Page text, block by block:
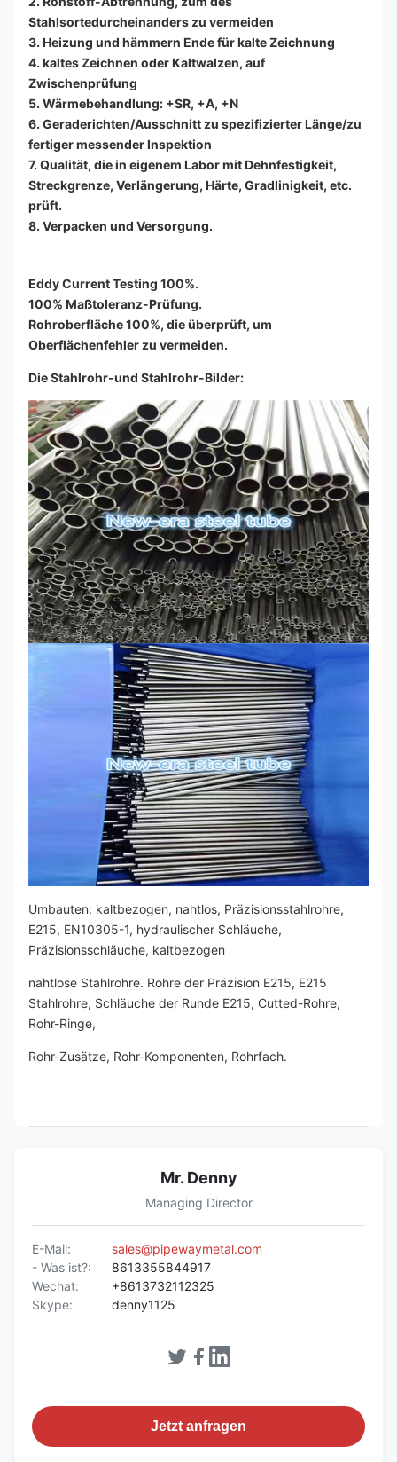
Stahlsortedurcheinanders zu vermeiden
3. Heizung und hämmern Ende für kalte Zeichnung
4. kaltes Zeichnen oder Kaltwalzen, auf
Zwischenprüfung
5. Wärmebehandlung: +SR, +A, +N
6. Geraderichten/Ausschnitt zu spezifizierter Länge/zu
fertiger messender Inspektion
7. Qualität, die in eigenem Labor mit Dehnfestigkeit,
Streckgrenze, Verlängerung, Härte, Gradlinigkeit, etc.
prüft.
8. Verpacken und Versorgung.
Eddy Current Testing 100%.
100% Maßtoleranz-Prüfung.
Rohroberfläche 100%, die überprüft, um
Oberflächenfehler zu vermeiden.
Die Stahlrohr-und Stahlrohr-Bilder:
Umbauten: kaltbezogen, nahtlos, Präzisionsstahlrohre,
E215, EN10305-1, hydraulischer Schläuche,
Präzisionsschläuche, kaltbezogen
nahtlose Stahlrohre. Rohre der Präzision E215, E215
Stahlrohre, Schläuche der Runde E215, Cutted-Rohre,
Rohr-Ringe,
Rohr-Zusätze, Rohr-Komponenten, Rohrfach.
Mr. Denny
Managing Director
E-Mail:
sales@pipewaymetal.com
- Was ist?:
8613355844917
Wechat:
+8613732112325
Skype:
denny1125
Jetzt anfragen